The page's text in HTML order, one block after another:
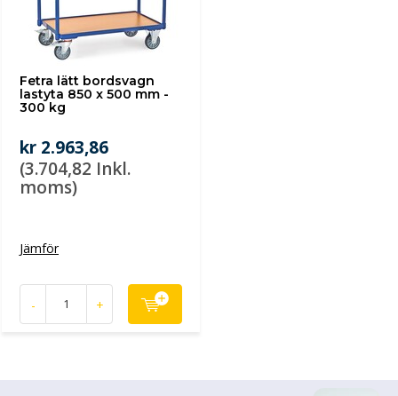
Fetra lätt bordsvagn
lastyta 850 x 500 mm -
300 kg
kr 2.963,86
(3.704,82 Inkl.
moms)
Jämför
- +